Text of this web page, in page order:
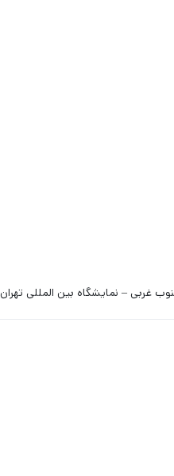
غربی – نمایشگاه بین المللی تهران